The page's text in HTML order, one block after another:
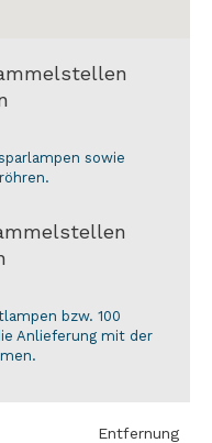
sowie
bzw. 100
Anlieferung mit der
Entfernung